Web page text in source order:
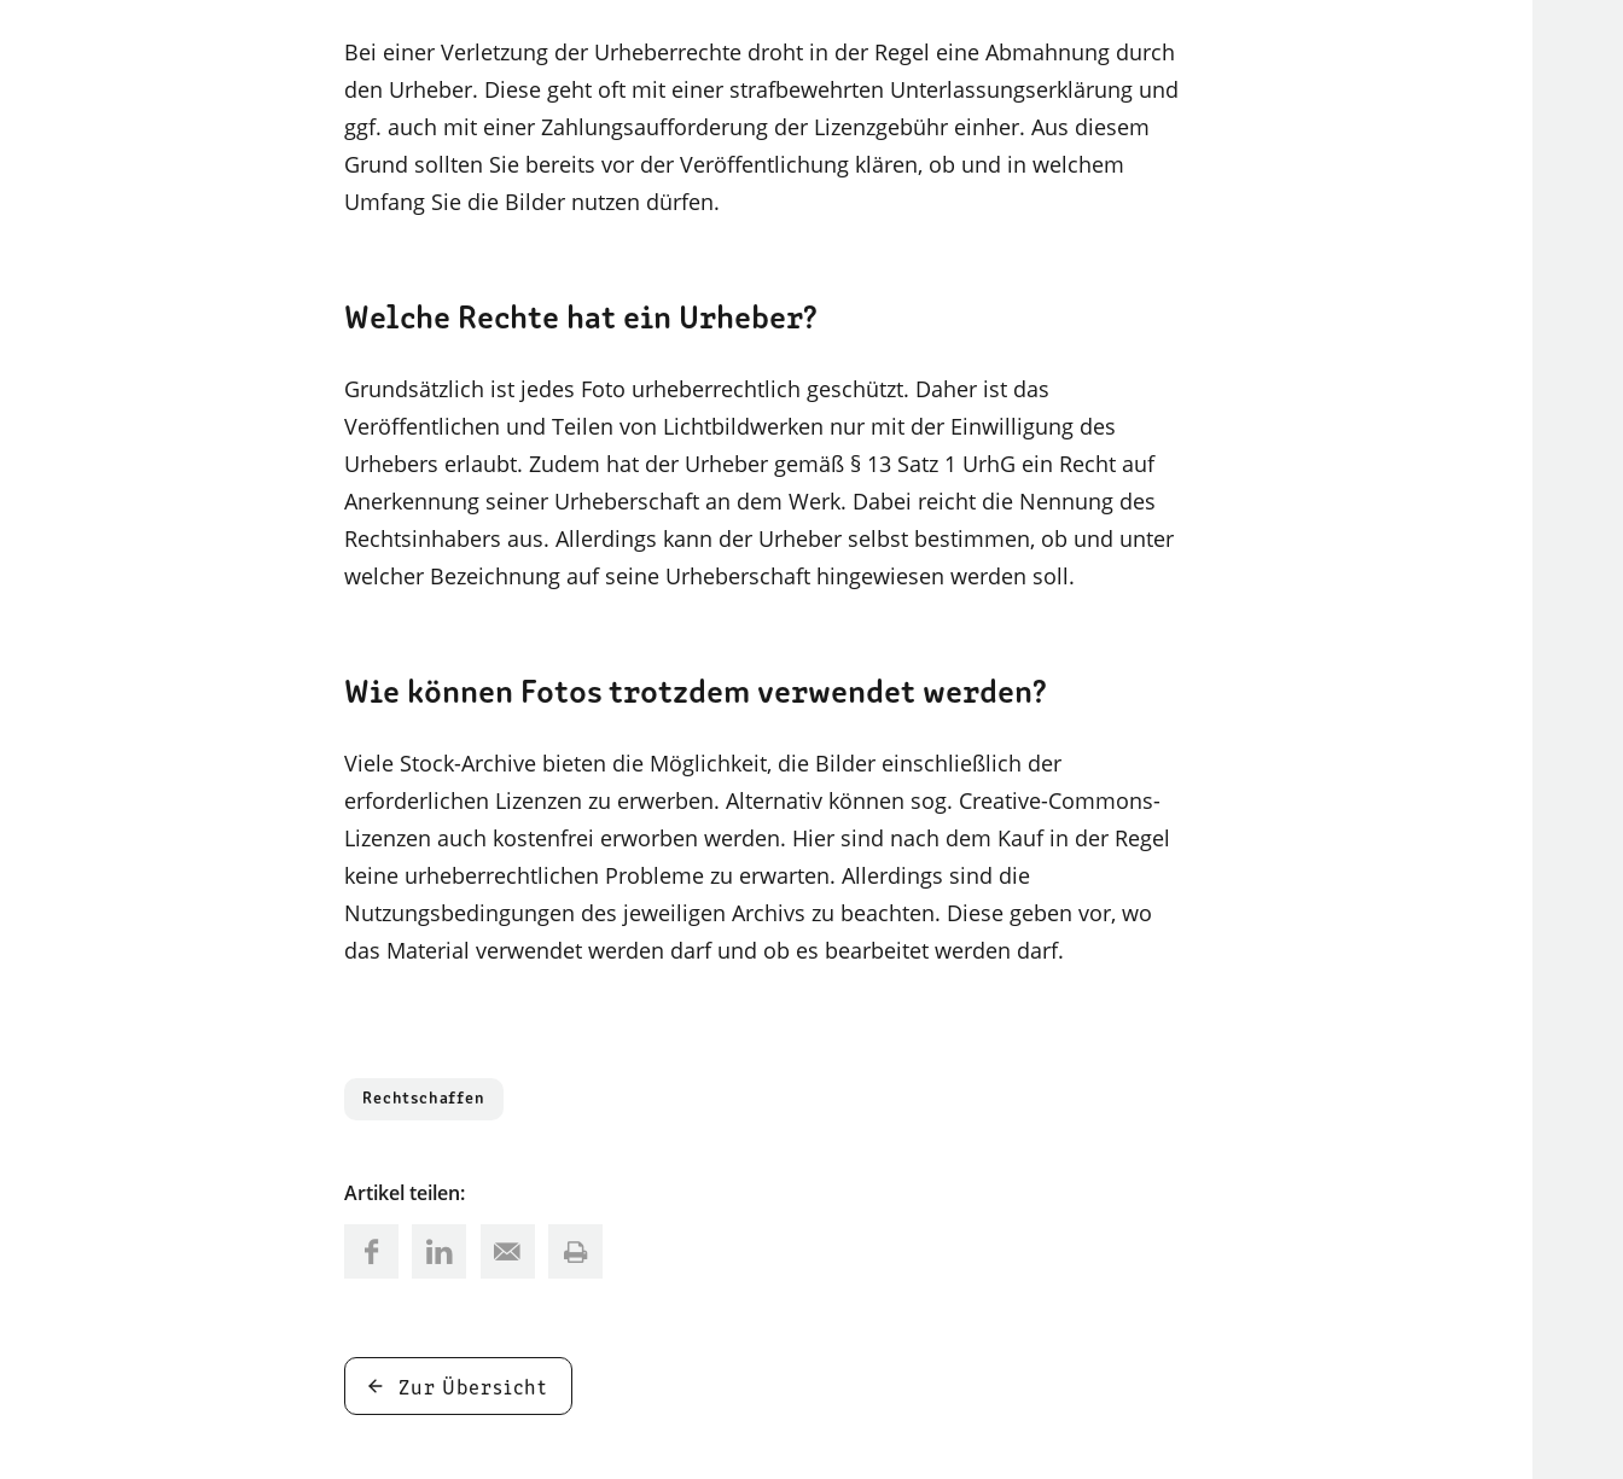
Bei einer Verletzung der Urheberrechte droht in der Regel eine Abmahnung durch
den Urheber. Diese geht oft mit einer strafbewehrten Unterlassungserklärung und
ggf. auch mit einer Zahlungsaufforderung der Lizenzgebühr einher. Aus diesem
Grund sollten Sie bereits vor der Veröffentlichung klären, ob und in welchem
Umfang Sie die Bilder nutzen dürfen.
Welche Rechte hat ein Urheber?
Grundsätzlich ist jedes Foto urheberrechtlich geschützt. Daher ist das
Veröffentlichen und Teilen von Lichtbildwerken nur mit der Einwilligung des
Urhebers erlaubt. Zudem hat der Urheber gemäß § 13 Satz 1 UrhG ein Recht auf
Anerkennung seiner Urheberschaft an dem Werk. Dabei reicht die Nennung des
Rechtsinhabers aus. Allerdings kann der Urheber selbst bestimmen, ob und unter
welcher Bezeichnung auf seine Urheberschaft hingewiesen werden soll.
Wie können Fotos trotzdem verwendet werden?
Viele Stock-Archive bieten die Möglichkeit, die Bilder einschließlich der
erforderlichen Lizenzen zu erwerben. Alternativ können sog. Creative-Commons-
Lizenzen auch kostenfrei erworben werden. Hier sind nach dem Kauf in der Regel
keine urheberrechtlichen Probleme zu erwarten. Allerdings sind die
Nutzungsbedingungen des jeweiligen Archivs zu beachten. Diese geben vor, wo
das Material verwendet werden darf und ob es bearbeitet werden darf.
Rechtschaffen
Artikel teilen:
Zur Übersicht